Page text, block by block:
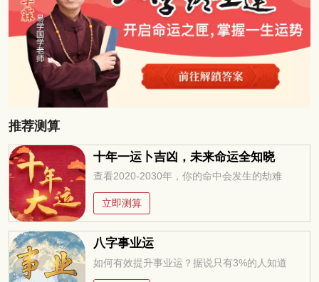
推荐测算
十年一运卜吉凶，未来命运全知晓
查看2020-2030年，你的命中会发生的劫难
立即测算
八字事业运
如何有效提升事业运？据说只有3%的人知道